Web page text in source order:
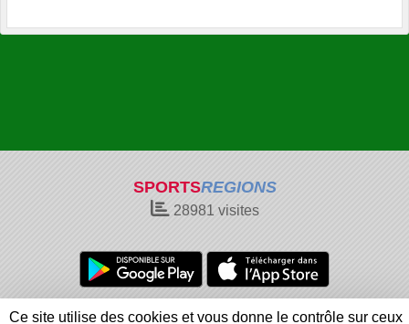
SPORTSREGIONS
28981 visites
Charte cookies Gestion des cookies
Ce site utilise des cookies et vous donne le contrôle sur ceux